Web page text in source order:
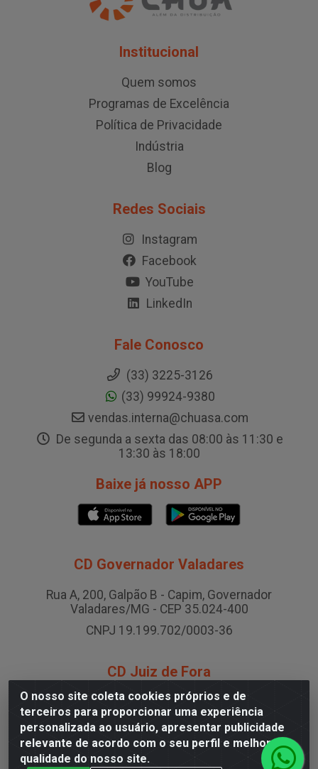
O nosso site coleta cookies próprios e de
terceiros para proporcionar uma experiência
personalizada ao usuário, apresentar publicidade
relevante de acordo com o seu perfil e melhorar a
qualidade do nosso site.
Institucional
Quem somos
Programas de Excelência
Política de Privacidade
Indústria
Blog
Redes Sociais
Instagram
Facebook
YouTube
LinkedIn
Fale Conosco
(33) 3225-3126
(33) 99924-9380
vendas.interna@chuasa.com
De segunda a sexta das 08:00 às 11:30 e
13:30 às 18:00
Baixe já nosso APP
CD Governador Valadares
Rua A, 200, Galpão B - Capim, Governador
Valadares/MG - CEP 35.024-400
CNPJ 19.199.702/0003-36
CD Juiz de Fora
Rodovia BR-040 , Nº 0, Área B2 Condominio Brasil
LOG - São Pedro, Juiz de Fora/MG
CNPJ 19.199.702/0005-06